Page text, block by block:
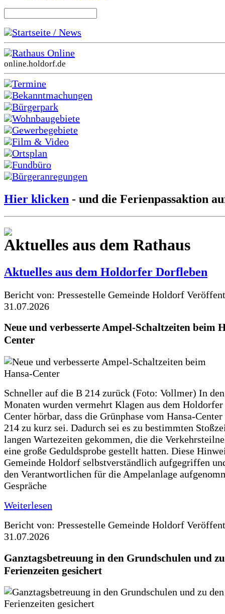
Startseite / News
Rathaus Online
online.holdorf.de
Termine
Bekanntmachungen
Bürgerpark
Wohnbaugebiete
Gewerbegebiete
Film & Video
Ortsplan
Fundbüro
Bürgeranregungen
Hier klicken - und die Ferienpassaktion
Aktuelles aus dem Rathaus
Aktuelles aus dem Holdorfer Dorfleben
Bericht von: Pressestelle Gemeinde Holdorf
31.07.2026
Neue und verbesserte Ampel-Schaltzeiten beim
Center
Schneller auf die B 214 zurück (Foto: Vollmer) In
Monaten wurden vermehrt Klagen aus dem Holdorfer
Center hörbar, dass die Grünphase vom Hansa-
214 zu kurz sei. Dadurch sei es zu bestimmten
langen Wartezeiten gekommen, die die
eine große Geduldsprobe gestellt hatten. Diese
Gemeinde Holdorf selbstverständlich aufgegriffen
den Verantwortlichen für die Ampelanlage
Gespräche
Weiterlesen
Bericht von: Pressestelle Gemeinde Holdorf
31.07.2026
Ganztagsbetreuung in den Grundschulen und
Ferienzeiten gesichert